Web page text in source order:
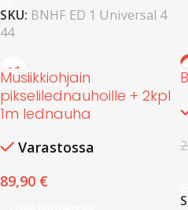
SKU: BNHF ED 1 Universal 4
44
Musiikkiohjain
pikselilednauhoille + 2kpl
1m lednauha
Varastossa
89,90 €